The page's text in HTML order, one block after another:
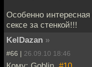
Особенно
сексе за стенкой!!!
KelDazan »
#66 | 26.09.10 18:46